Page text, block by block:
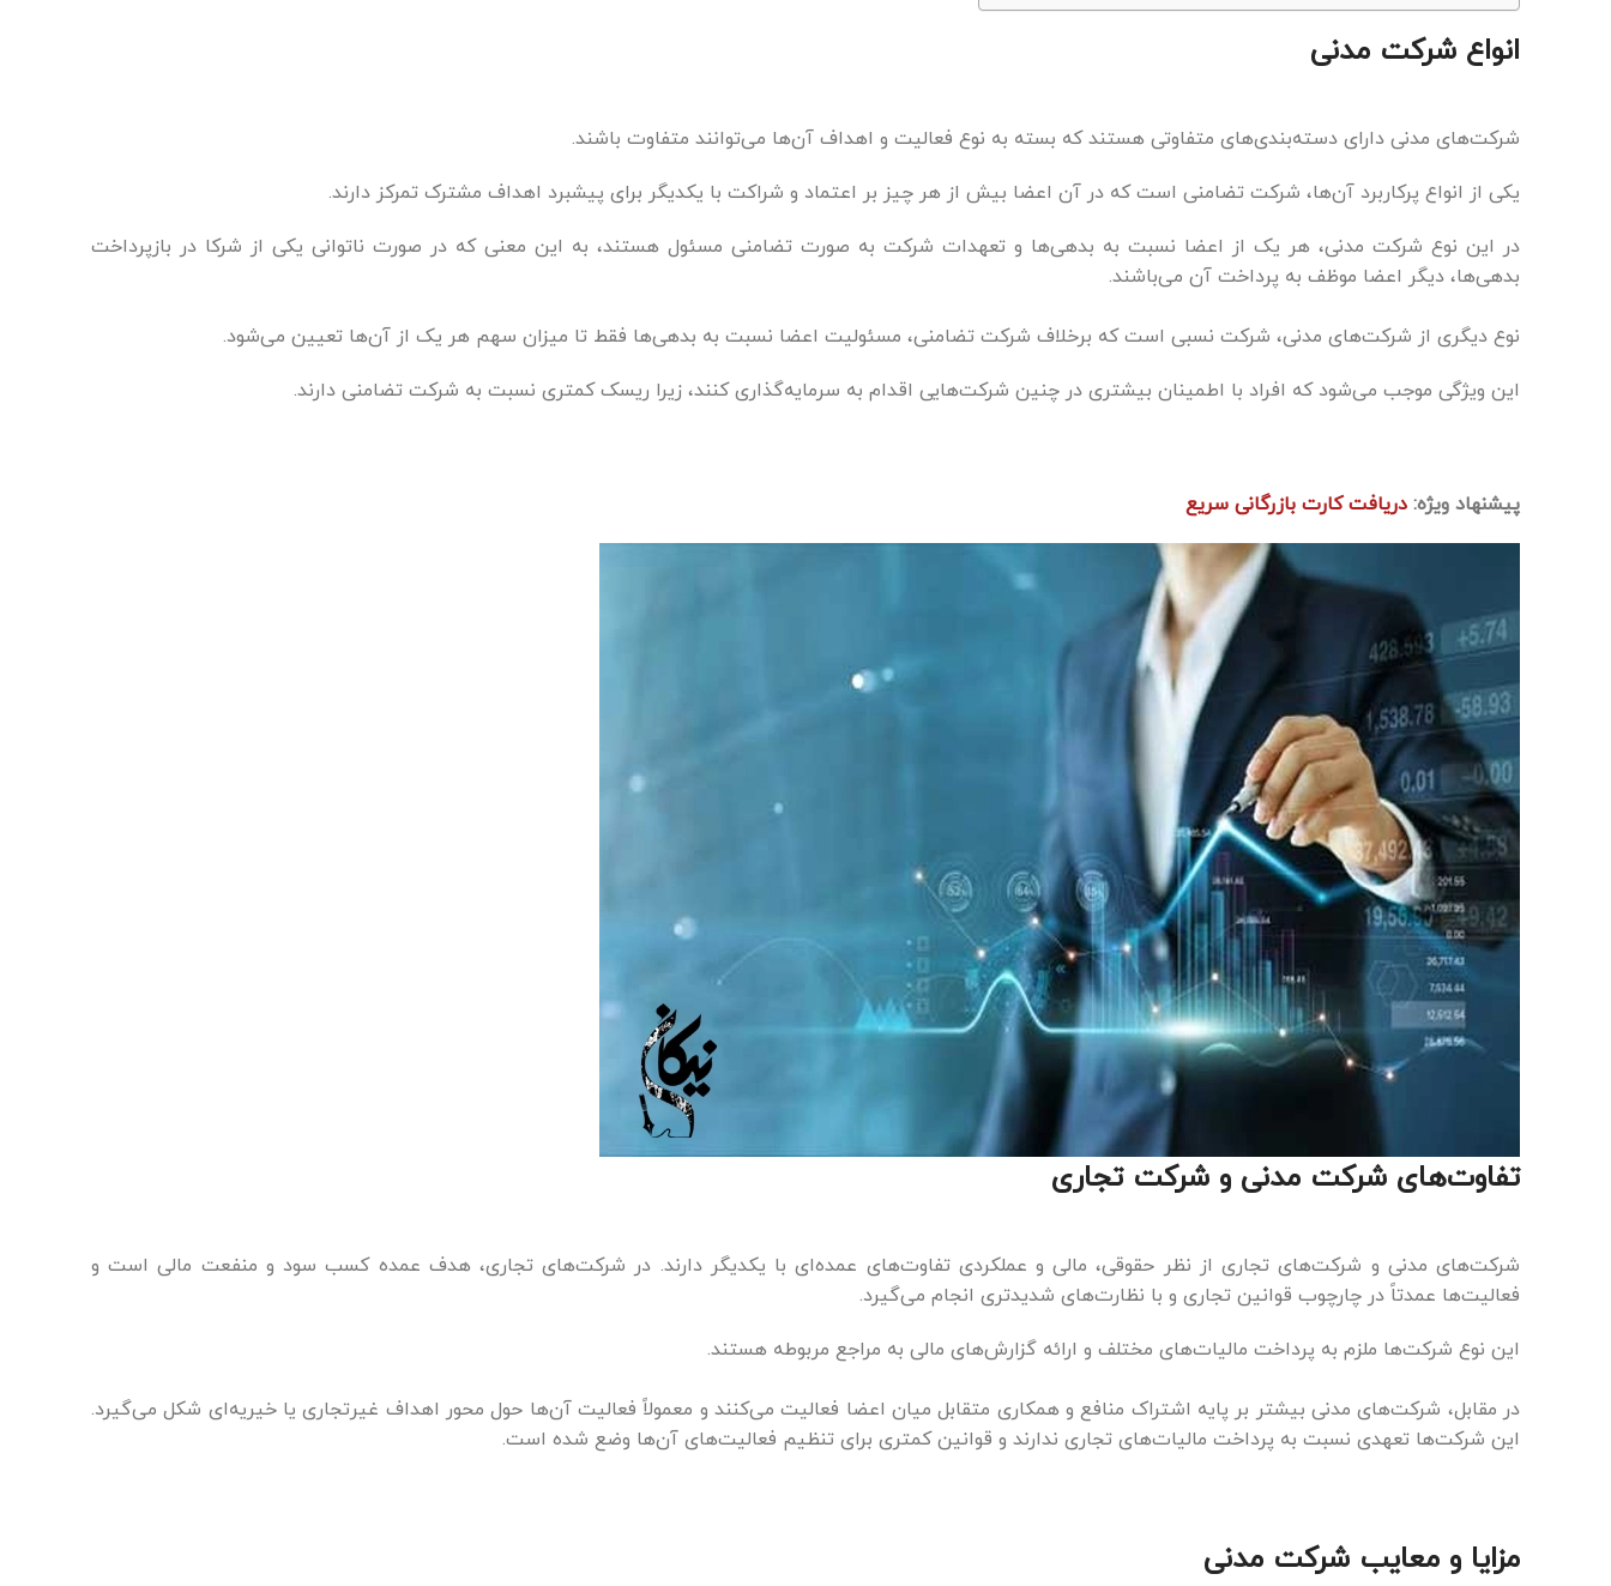
انواع شرکت مدنی
شرکت‌های مدنی دارای دسته‌بندی‌های متفاوتی هستند که بسته به نوع فعالیت و اهداف آن‌ها می‌توانند متفاوت باشند.
یکی از انواع پرکاربرد آن‌ها، شرکت تضامنی است که در آن اعضا بیش از هر چیز بر اعتماد و شراکت با یکدیگر برای پیشبرد اهداف مشترک تمرکز دارند.
در این نوع شرکت مدنی، هر یک از اعضا نسبت به بدهی‌ها و تعهدات شرکت به صورت تضامنی مسئول هستند، به این معنی که در صورت ناتوانی یکی از شرکا در بازپرداخت
بدهی‌ها، دیگر اعضا موظف به پرداخت آن می‌باشند.
نوع دیگری از شرکت‌های مدنی، شرکت نسبی است که برخلاف شرکت تضامنی، مسئولیت اعضا نسبت به بدهی‌ها فقط تا میزان سهم هر یک از آن‌ها تعیین می‌شود.
این ویژگی موجب می‌شود که افراد با اطمینان بیشتری در چنین شرکت‌هایی اقدام به سرمایه‌گذاری کنند، زیرا ریسک کمتری نسبت به شرکت تضامنی دارند.
پیشنهاد ویژه:دریافت کارت بازرگانی سریع
تفاوت‌های شرکت مدنی و شرکت تجاری
شرکت‌های مدنی و شرکت‌های تجاری از نظر حقوقی، مالی و عملکردی تفاوت‌های عمده‌ای با یکدیگر دارند. در شرکت‌های تجاری، هدف عمده کسب سود و منفعت مالی است و
فعالیت‌ها عمدتاً در چارچوب قوانین تجاری و با نظارت‌های شدیدتری انجام می‌گیرد.
این نوع شرکت‌ها ملزم به پرداخت مالیات‌های مختلف و ارائه گزارش‌های مالی به مراجع مربوطه هستند.
در مقابل، شرکت‌های مدنی بیشتر بر پایه اشتراک منافع و همکاری متقابل میان اعضا فعالیت می‌کنند و معمولاً فعالیت آن‌ها حول محور اهداف غیرتجاری یا خیریه‌ای شکل می‌گیرد.
این شرکت‌ها تعهدی نسبت به پرداخت مالیات‌های تجاری ندارند و قوانین کمتری برای تنظیم فعالیت‌های آن‌ها وضع شده است.
مزایا و معایب شرکت مدنی